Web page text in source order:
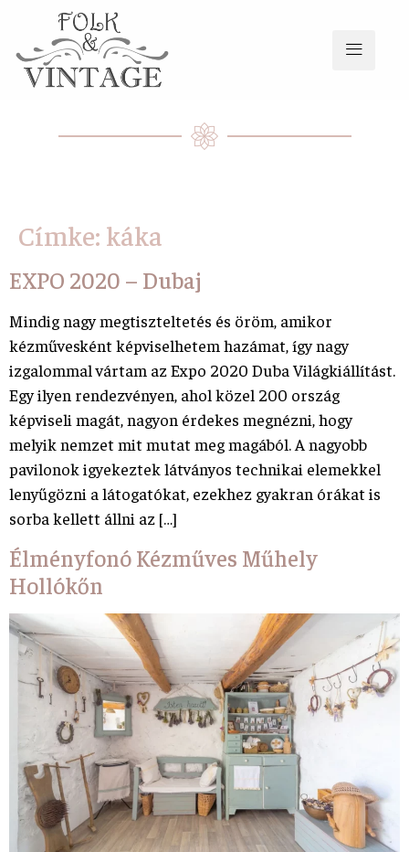
Címke: káka
EXPO 2020 – Dubaj
Mindig nagy megtiszteltetés és öröm, amikor
kézművesként képviselhetem hazámat, így nagy
izgalommal vártam az Expo 2020 Duba Világkiállítást.
Egy ilyen rendezvényen, ahol közel 200 ország
képviseli magát, nagyon érdekes megnézni, hogy
melyik nemzet mit mutat meg magából. A nagyobb
pavilonok igyekeztek látványos technikai elemekkel
lenyűgözni a látogatókat, ezekhez gyakran órákat is
sorba kellett állni az […]
Élményfonó Kézműves Műhely
Hollókőn